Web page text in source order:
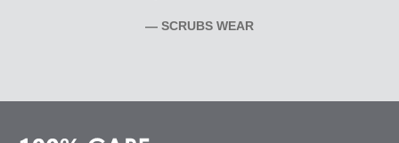
— SCRUBS WEAR